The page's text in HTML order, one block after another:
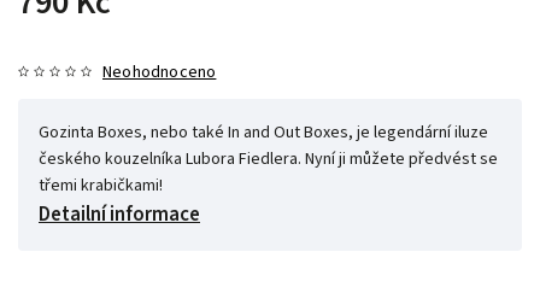
Neohodnoceno
Gozinta Boxes, nebo také In and Out Boxes, je legendární iluze
českého kouzelníka Lubora Fiedlera. Nyní ji můžete předvést se
třemi krabičkami!
Detailní informace